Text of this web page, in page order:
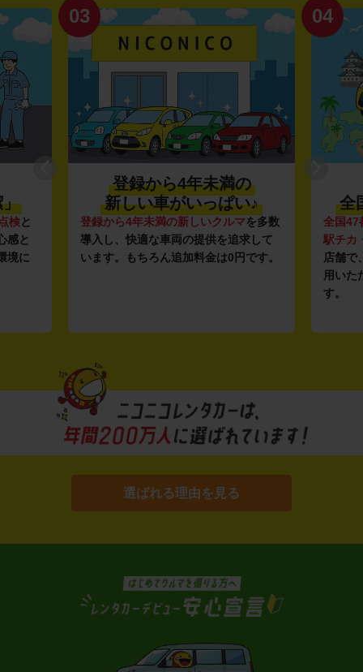
」
検と
感と
境に
03
登録から4年未満の
新しい車がいっぱい♪
登録から4年未満の新しいクルマを多数
導入し、快適な車両の提供を追求して
います。もちろん追加料金は0円です。
04
全
全国47
駅チカ
店舗で
用いた
す。
選ばれる理由を見る